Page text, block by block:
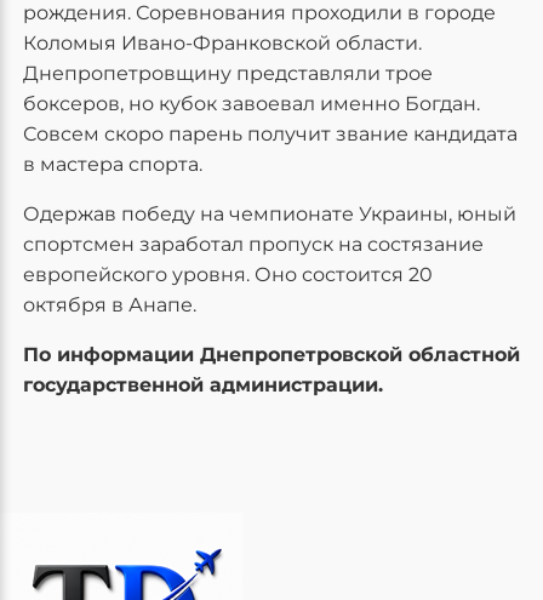
рождения. Соревнования проходили в городе
Коломыя Ивано-Франковской области.
Днепропетровщину представляли трое
боксеров, но кубок завоевал именно Богдан.
Совсем скоро парень получит звание кандидата
в мастера спорта.
Одержав победу на чемпионате Украины, юный
спортсмен заработал пропуск на состязание
европейского уровня. Оно состоится 20
октября в Анапе.
По информации Днепропетровской областной
государственной администрации.